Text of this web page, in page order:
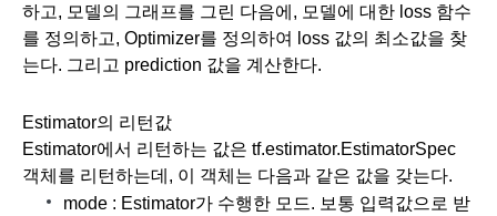
하고, 모델의 그래프를 그린 다음에, 모델에 대한 loss 함수
를 정의하고, Optimizer를 정의하여 loss 값의 최소값을 찾
는다. 그리고 prediction 값을 계산한다.
Estimator의 리턴값
Estimator에서 리턴하는 값은 tf.estimator.EstimatorSpec
객체를 리턴하는데, 이 객체는 다음과 같은 값을 갖는다.
mode : Estimator가 수행한 모드. 보통 입력값으로 받